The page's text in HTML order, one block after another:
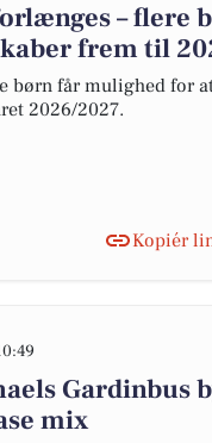
– flere
frem til
børn får mulighed for
2026/2027.
Kopiér
Gardinbus
mix